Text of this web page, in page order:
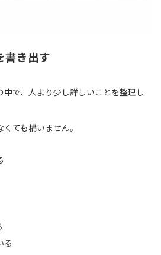
書き出す
で、人より少し詳しいことを整理し
ても構いません。
る